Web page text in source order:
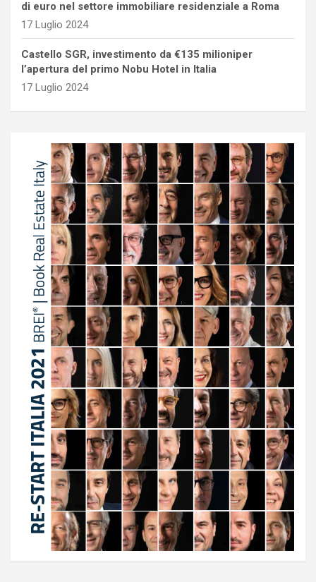
di euro nel settore immobiliare residenziale a Roma
17 Luglio 2024
Castello SGR, investimento da €135 milioniper
l’apertura del primo Nobu Hotel in Italia
17 Luglio 2024